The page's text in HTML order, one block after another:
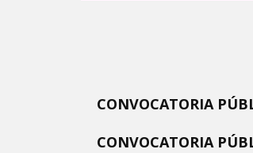
CONVOCATORIA
CONVOCATORIA